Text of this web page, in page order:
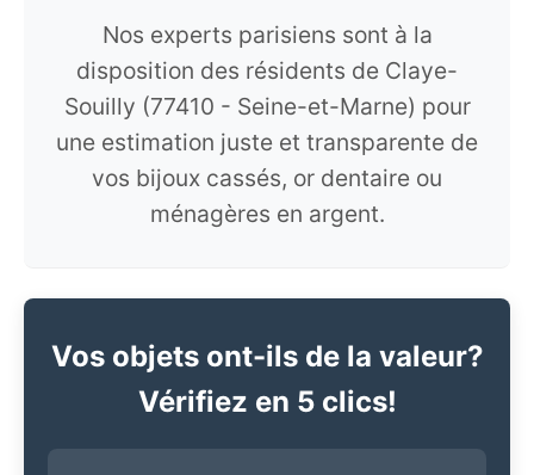
Nos experts parisiens sont à la
disposition des résidents de Claye-
Souilly (77410 - Seine-et-Marne) pour
une estimation juste et transparente de
vos bijoux cassés, or dentaire ou
ménagères en argent.
Vos objets ont-ils de la valeur?
Vérifiez en 5 clics!